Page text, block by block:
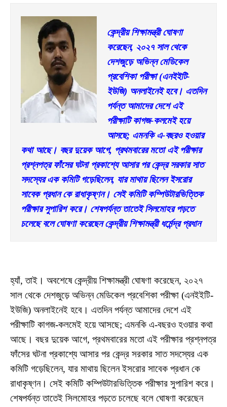
কেন্দ্রীয় শিক্ষামন্ত্রী ঘোষণা
করেছেন, ২০২৭ সাল থেকে
দেশজুড়ে অভিন্ন মেডিকেল
প্রবেশিকা পরীক্ষা (এনইইটি-
ইউজি) অনলাইনেই হবে। এতদিন
পর্যন্ত আমাদের দেশে এই
পরীক্ষাটি কাগজ-কলমেই হয়ে
আসছে; এমনকি এ-বছরও হওয়ার
কথা আছে। বছর দুয়েক আগে, প্রথমবারের মতো এই পরীক্ষার
প্রশ্নপত্র ফাঁসের ঘটনা প্রকাশ্যে আসার পর কেন্দ্র সরকার সাত
সদস্যের এক কমিটি গড়েছিলেন, যার মাথায় ছিলেন ইসরোর
সাবেক প্রধান কে রাধাকৃষ্ণন। সেই কমিটি কম্পিউটারভিত্তিক
পরীক্ষার সুপারিশ করে। শেষপর্যন্ত তাতেই সিলমোহর পড়তে
চলেছে বলে ঘোষণা করেছেন কেন্দ্রীয় শিক্ষামন্ত্রী ধর্মেন্দ্র প্রধান
হ্যাঁ, তাই। অবশেষে কেন্দ্রীয় শিক্ষামন্ত্রী ঘোষণা করেছেন, ২০২৭
সাল থেকে দেশজুড়ে অভিন্ন মেডিকেল প্রবেশিকা পরীক্ষা (এনইইটি-
ইউজি) অনলাইনেই হবে। এতদিন পর্যন্ত আমাদের দেশে এই
পরীক্ষাটি কাগজ-কলমেই হয়ে আসছে; এমনকি এ-বছরও হওয়ার কথা
আছে। বছর দুয়েক আগে, প্রথমবারের মতো এই পরীক্ষার প্রশ্নপত্র
ফাঁসের ঘটনা প্রকাশ্যে আসার পর কেন্দ্র সরকার সাত সদস্যের এক
কমিটি গড়েছিলেন, যার মাথায় ছিলেন ইসরোর সাবেক প্রধান কে
রাধাকৃষ্ণন। সেই কমিটি কম্পিউটারভিত্তিক পরীক্ষার সুপারিশ করে।
শেষপর্যন্ত তাতেই সিলমোহর পড়তে চলেছে বলে ঘোষণা করেছেন